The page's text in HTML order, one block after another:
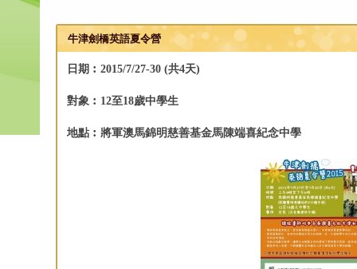
牛津劍橋英語夏令營
日期︰2015/7/27-30 (共4天)
對象︰12至18歲中學生
地點︰將軍澳馬錦明慈善基金馬陳端喜紀念中學